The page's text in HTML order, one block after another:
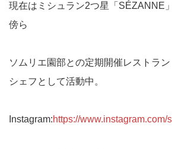
現在はミシュラン2つ星「SÉZANNE
傍ら
ソムリエ園部との定期開催レストラ
シェフとして活動中。
Instagram:https://www.instagram.com/